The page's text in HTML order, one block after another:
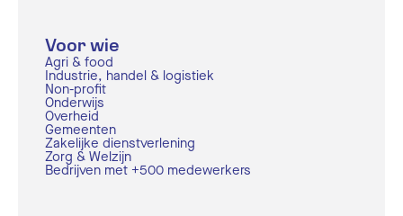
Voor wie
Agri & food
Industrie, handel & logistiek
Non-profit
Onderwijs
Overheid
Gemeenten
Zakelijke dienstverlening
Zorg & Welzijn
Bedrijven met +500 medewerkers